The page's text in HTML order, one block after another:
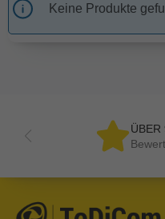
Keine Produkte
ÜBER